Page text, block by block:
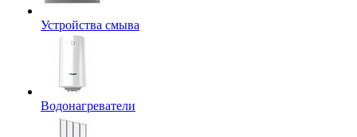
Устройства смыва
Водонагреватели